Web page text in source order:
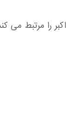
را مرتبط می